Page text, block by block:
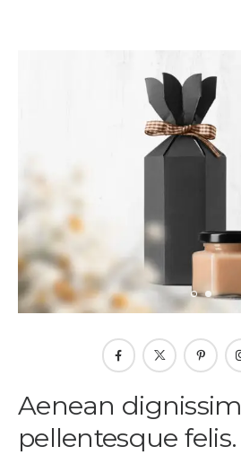
Aenean dignissim
pellentesque felis.